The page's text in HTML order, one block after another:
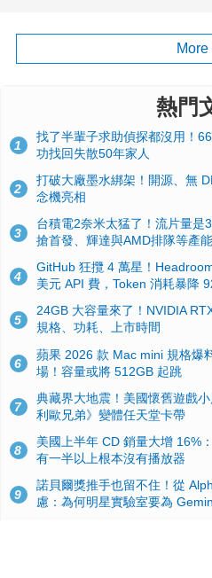
More
熱門
1
找了半輩子求助偵探都沒用！
功找回失散50年家人
2
打破大廠墨水綁架！開源、無
念機亮相
3
台積電2奈米太猛了！流片量是
搶首發、輝達與AMD排隊等產能
4
GitHub 狂攬 4 萬星！
美元 API 費，Token 消耗暴降
5
24GB 大容量來了！NVIDIA
規格、功耗、上市時間
6
蘋果 2026 款 Mac mini 規格爆
場！容量或將 512GB 起跳
7
典藏界大地震！美國懷舊遊戲
利歐兄弟》變體任天堂卡帶
8
美國上半年 CD 銷量大增 16%
有一半以上根本沒有播放器
9
諾貝爾獎推手也留不住！從
慮：為何明星實驗室要為